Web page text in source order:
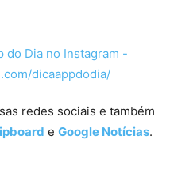
redes sociais e também
e Google Notícias.